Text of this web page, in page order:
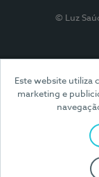
Este website utiliza
marketing e
© Luz